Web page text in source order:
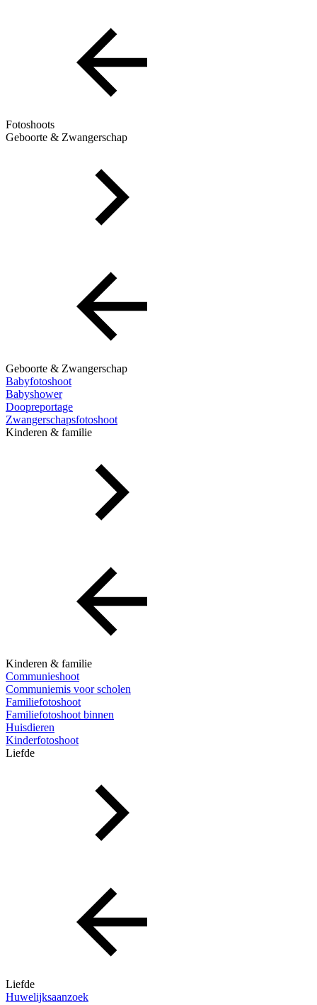
Fotoshoots
Geboorte & Zwangerschap
Geboorte & Zwangerschap
Babyfotoshoot
Babyshower
Doopreportage
Zwangerschapsfotoshoot
Kinderen & familie
Kinderen & familie
Communieshoot
Communiemis voor scholen
Familiefotoshoot
Familiefotoshoot binnen
Huisdieren
Kinderfotoshoot
Liefde
Liefde
Huwelijksaanzoek